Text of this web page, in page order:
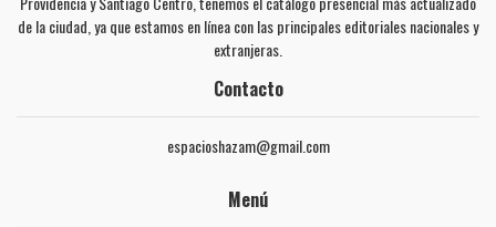
de la ciudad, ya que estamos en línea con las principales editoriales nacionales y
extranjeras.
Contacto
espacioshazam@gmail.com
Menú